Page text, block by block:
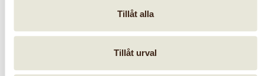
Tillåt alla
Tillåt urval